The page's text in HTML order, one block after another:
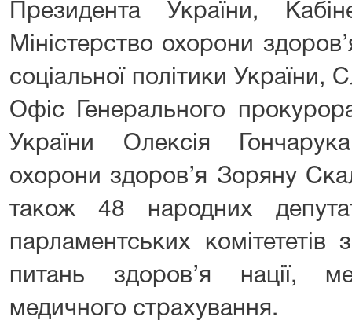
Президента України,
Міністерство охорони
соціальної політики України,
Офіс Генерального
України Олексія
охорони здоров’я Зоряну
також 48 народних
парламентських
питань здоров’я нації,
медичного страхування.